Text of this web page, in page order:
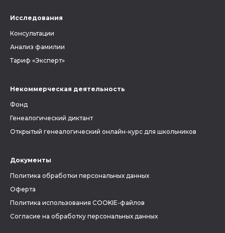
Исследования
Консультации
Анализ фамилии
Тариф «Эксперт»
Некоммерческая деятельность
Фонд
Генеалогический диктант
Открытый генеалогический онлайн-курс для школьников
Документы
Политика обработки персональных данных
Оферта
Политика использования COOKIE-файлов
Согласие на обработку персональных данных